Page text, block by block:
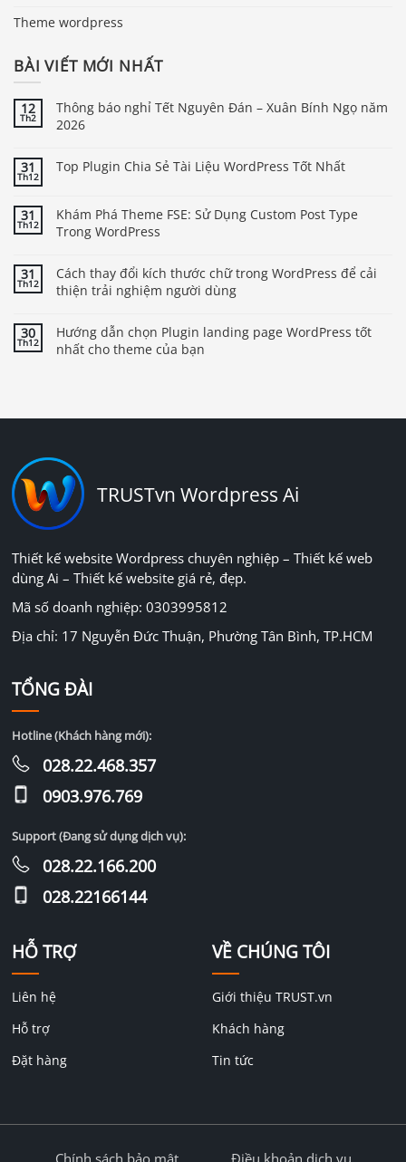
Theme wordpress
BÀI VIẾT MỚI NHẤT
12
Th2
Thông báo nghỉ Tết Nguyên Đán – Xuân Bính Ngọ năm
2026
31
Th12
Top Plugin Chia Sẻ Tài Liệu WordPress Tốt Nhất
31
Th12
Khám Phá Theme FSE: Sử Dụng Custom Post Type
Trong WordPress
31
Th12
Cách thay đổi kích thước chữ trong WordPress để cải
thiện trải nghiệm người dùng
30
Th12
Hướng dẫn chọn Plugin landing page WordPress tốt
nhất cho theme của bạn
TRUSTvn Wordpress Ai
Thiết kế website Wordpress chuyên nghiệp – Thiết kế web
dùng Ai – Thiết kế website giá rẻ, đẹp.
Mã số doanh nghiệp: 0303995812
Địa chỉ: 17 Nguyễn Đức Thuận, Phường Tân Bình, TP.HCM
HỖ TRỢ
Liên hệ
Hỗ trợ
Đặt hàng
VỀ CHÚNG TÔI
Giới thiệu TRUST.vn
Khách hàng
Tin tức
TỔNG ĐÀI
Hotline (Khách hàng mới):
028.22.468.357
0903.976.769
Support (Đang sử dụng dịch vụ):
028.22.166.200
028.22166144
Chính sách bảo mật Điều khoản dịch vụ